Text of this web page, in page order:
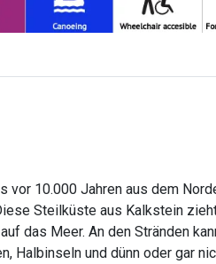
vor 10.000 Jahren aus dem
Steilküste aus Kalkstein
das Meer. An den Stränden
Halbinseln und dünn oder gar